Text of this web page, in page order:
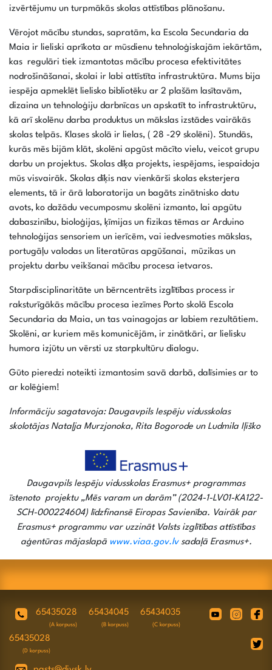
izvērtējumu un turpmākās skolas attīstības plānošanu.
Vērojot mācību stundas, sapratām, ka Escola Secundaria da
Maia ir lieliski aprīkota ar mūsdienu tehnoloģiskajām iekārtām,
kas regulāri tiek izmantotas mācību procesa efektivitātes
nodrošināšanai, skolai ir labi attīstīta infrastruktūra. Mums bija
iespēja apmeklēt lielisko bibliotēku ar 2 plašām lasītavām,
dizaina un tehnoloģiju darbnīcas un apskatīt to infrastruktūru,
kā arī skolēnu darba produktus un mākslas izstādes vairākās
skolas telpās. Klases skolā ir lielas, ( 28 -29 skolēni). Stundās,
kurās mēs bijām klāt, skolēni apgūst mācīto vielu, veicot grupu
darbu un projektus. Skolas dīķa projekts, iespējams, iespaidoja
mūs visvairāk. Skolas dīķis nav vienkārši skolas eksterjera
elements, tā ir ārā laboratorija un bagāts zinātnisko datu
avots, ko dažādu vecumposmu skolēni izmanto, lai apgūtu
dabaszinību, bioloģijas, ķīmijas un fizikas tēmas ar Arduino
tehnoloģijas sensoriem un ierīcēm, vai iedvesmoties mākslas,
portugāļu valodas un literatūras apgūšanai, mūzikas un
projektu darbu veikšanai mācību procesa ietvaros.
Starpdisciplinaritāte un bērncentrēts izglītības process ir
raksturīgākās mācību procesa iezīmes Porto skolā Escola
Secundaria da Maia, un tas vainagojas ar labiem rezultātiem.
Skolēni, ar kuriem mēs komunicējām, ir zinātkāri, ar lielisku
humora izjūtu un vērsti uz starpkultūru dialogu.
Gūto pieredzi noteikti izmantosim savā darbā, dalīsimies ar to
ar kolēģiem!
Informāciju sagatavoja: Daugavpils Iespēju vidusskolas
skolotājas Nataļja Murzjonoka, Rita Bogorode un Ludmila Iļiško
Daugavpils Iespēju vidusskolas Erasmus+ programmas
īstenoto projektu „Mēs varam un darām” (2024-1-LV01-KA122-
SCH-000224604) līdzfinansē Eiropas Savienība. Vairāk par
Erasmus+ programmu var uzzināt Valsts izglītības attīstības
aģentūras mājaslapā www.viaa.gov.lvsadaļā Erasmus+.
65435028
(A korpuss)
65434045
(B korpuss)
65434035
(C korpuss)
65435028
(D korpuss)